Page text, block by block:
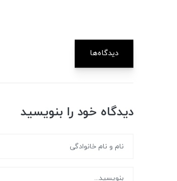
دیدگاه‌ها
دیدگاه خود را بنویسید